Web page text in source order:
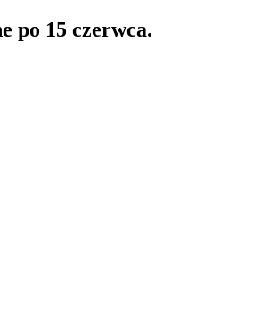
po 15 czerwca.